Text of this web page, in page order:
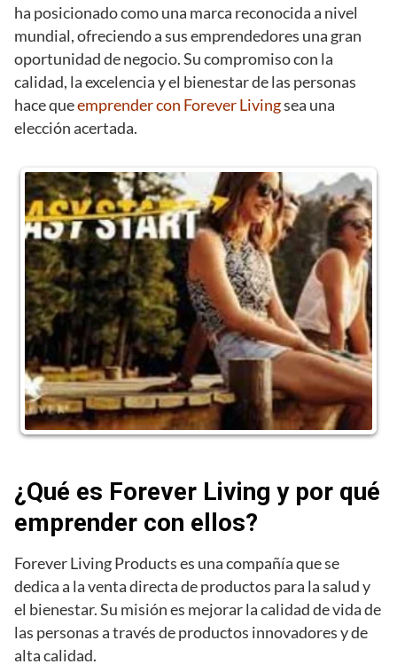
ha posicionado como una marca reconocida a nivel
mundial, ofreciendo a sus emprendedores una gran
oportunidad de negocio. Su compromiso con la
calidad, la excelencia y el bienestar de las personas
hace queemprender con Forever Livingsea una
elección acertada.
¿Qué es Forever Living y por qué
emprender con ellos?
Forever Living Products es una compañía que se
dedica a la venta directa de productos para la salud y
el bienestar. Su misión es mejorar la calidad de vida de
las personas a través de productos innovadores y de
alta calidad.